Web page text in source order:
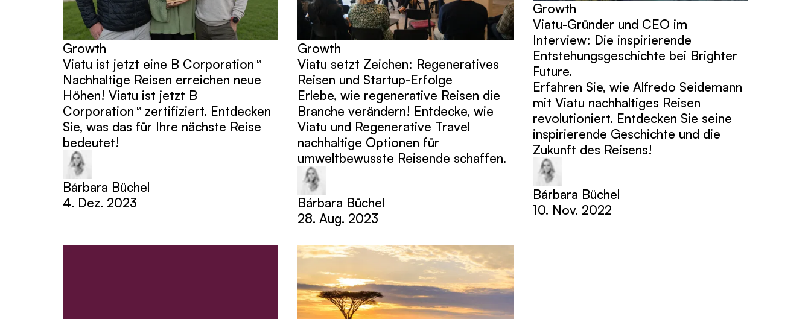
Growth
Viatu ist jetzt eine B Corporation™
Nachhaltige Reisen erreichen neue
Höhen! Viatu ist jetzt B
Corporation™ zertifiziert. Entdecken
Sie, was das für Ihre nächste Reise
bedeutet!
Bárbara Büchel
4. Dez. 2023
Growth
Viatu setzt Zeichen: Regeneratives
Reisen und Startup-Erfolge
Erlebe, wie regenerative Reisen die
Branche verändern! Entdecke, wie
Viatu und Regenerative Travel
nachhaltige Optionen für
umweltbewusste Reisende schaffen.
Bárbara Büchel
28. Aug. 2023
Growth
Viatu-Gründer und CEO im
Interview: Die inspirierende
Entstehungsgeschichte bei Brighter
Future.
Erfahren Sie, wie Alfredo Seidemann
mit Viatu nachhaltiges Reisen
revolutioniert. Entdecken Sie seine
inspirierende Geschichte und die
Zukunft des Reisens!
Bárbara Büchel
10. Nov. 2022